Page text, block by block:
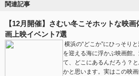
関連記事
【12月開催】さむい冬こそホットな映
画上映イベント7選
横浜の“どこか”にひっそり
を迎える海に浮かぶ映画館
て、どこにあるんだろう？
かと思います。実はこの映